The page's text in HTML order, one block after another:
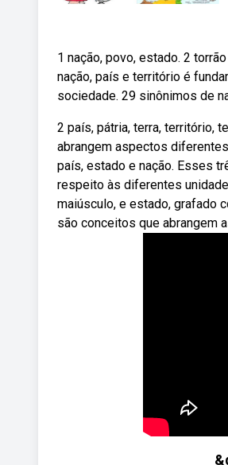
1 nação, povo, estado. 2
nação, país e território é
sociedade. 29 sinônimos de
2 país, pátria, terra, território,
abrangem aspectos
país, estado e nação. Esses
respeito às diferentes
maiúsculo, e estado, grafado
são conceitos que abrangem